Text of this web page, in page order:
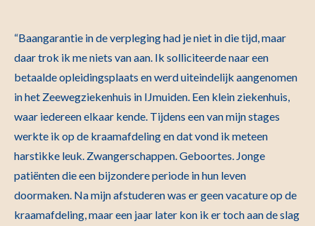
“Baangarantie in de verpleging had je niet in die tijd, maar
daar trok ik me niets van aan. Ik solliciteerde naar een
betaalde opleidingsplaats en werd uiteindelijk aangenomen
in het Zeewegziekenhuis in IJmuiden. Een klein ziekenhuis,
waar iedereen elkaar kende. Tijdens een van mijn stages
werkte ik op de kraamafdeling en dat vond ik meteen
harstikke leuk. Zwangerschappen. Geboortes. Jonge
patiënten die een bijzondere periode in hun leven
doormaken. Na mijn afstuderen was er geen vacature op de
kraamafdeling, maar een jaar later kon ik er toch aan de slag